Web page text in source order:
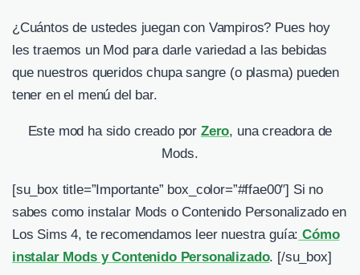
¿Cuántos de ustedes juegan con Vampiros? Pues hoy
les traemos un Mod para darle variedad a las bebidas
que nuestros queridos chupa sangre (o plasma) pueden
tener en el menú del bar.
Este mod ha sido creado por Zero, una creadora de
Mods.
[su_box title=”Importante” box_color=”#ffae00″] Si no
sabes como instalar Mods o Contenido Personalizado en
Los Sims 4, te recomendamos leer nuestra guía: Cómo
instalar Mods y Contenido Personalizado. [/su_box]